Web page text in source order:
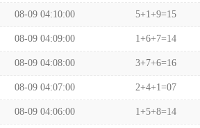
08-09 04:10:00 5+1+9=15
08-09 04:09:00 1+6+7=14
08-09 04:08:00 3+7+6=16
08-09 04:07:00 2+4+1=07
08-09 04:06:00 1+5+8=14